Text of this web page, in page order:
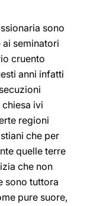
sono
seminatori
cruento
anni infatti
ivi
regioni
che per
quelle terre
che non
sono tuttora
pure suore,